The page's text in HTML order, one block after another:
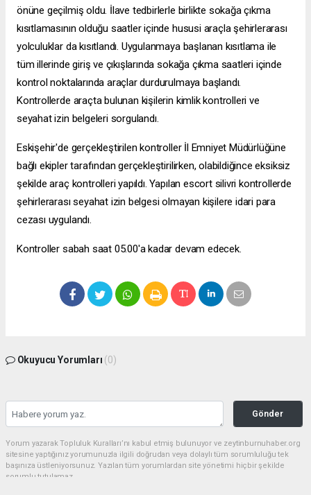
önüne geçilmiş oldu. İlave tedbirlerle birlikte sokağa çıkma
kısıtlamasının olduğu saatler içinde hususi araçla şehirlerarası
yolculuklar da kısıtlandı. Uygulanmaya başlanan kısıtlama ile
tüm illerinde giriş ve çıkışlarında sokağa çıkma saatleri içinde
kontrol noktalarında araçlar durdurulmaya başlandı.
Kontrollerde araçta bulunan kişilerin kimlik kontrolleri ve
seyahat izin belgeleri sorgulandı.
Eskişehir'de gerçekleştirilen kontroller İl Emniyet Müdürlüğüne
bağlı ekipler tarafından gerçekleştirilirken, olabildiğince eksiksiz
şekilde araç kontrolleri yapıldı. Yapılan escort silivri kontrollerde
şehirlerarası seyahat izin belgesi olmayan kişilere idari para
cezası uygulandı.
Kontroller sabah saat 05.00'a kadar devam edecek.
Okuyucu Yorumları (0)
Gönder
Yorum yazarak Topluluk Kuralları’nı kabul etmiş bulunuyor ve zeytinburnuhaber.org
sitesine yaptığınız yorumunuzla ilgili doğrudan veya dolaylı tüm sorumluluğu tek
başınıza üstleniyorsunuz. Yazılan tüm yorumlardan site yönetimi hiçbir şekilde
sorumlu tutulamaz.